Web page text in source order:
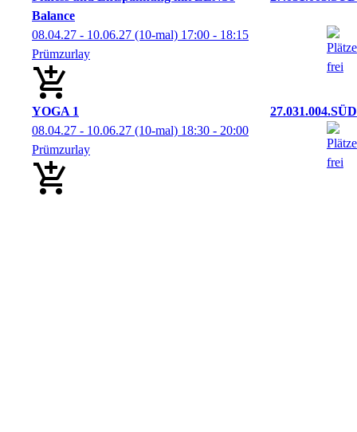
Balance
08.04.27 - 10.06.27 (10-mal) 17:00 - 18:15
Prümzurlay
YOGA 1
27.031.004.SÜD
08.04.27 - 10.06.27 (10-mal) 18:30 - 20:00
Prümzurlay